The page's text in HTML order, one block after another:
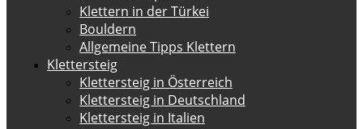
Klettern in der Türkei
Bouldern
Allgemeine Tipps Klettern
Klettersteig
Klettersteig in Österreich
Klettersteig in Deutschland
Klettersteig in Italien